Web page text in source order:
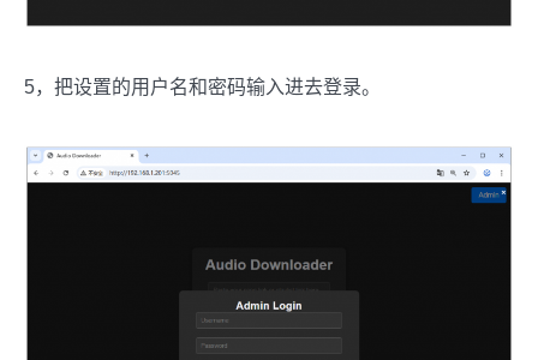
5，把设置的用户名和密码输入进去登录。